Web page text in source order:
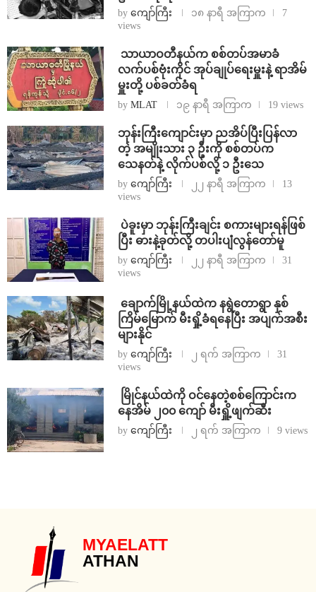
by ကျော်ကြီး ၁၈ နာရီ အကြာက
7
views
⁩ ⁨သာယာဝတီနယ်က စစ်တပ်အမာခံ
လက်ပစ်ဗုံးကိုင် အုပ်ချုပ်ရေးမှူးနဲ့ ရာအိမ်
မှူးတို့ ပစ်ခတ်ခံရ
by MLAT ၁၉ နာရီ အကြာက 19 views
ဘုန်းကြီးကျောင်းမှာ ညအိပ်ပြီးပြန်လာ
တဲ့ အမျိုးသား ၃ ဦးကို စစ်တပ်က
သေနတ်နဲ့ လိုက်ပစ်လို့ ၁ ဦးသေ
by ကျော်ကြီး ၂၂ နာရီ အကြာက
13
views
⁩ ⁨ပဲခူးမှာ ဘုန်းကြီးချင်း စကားများရန်ဖြစ်
ပြီး ဓားနဲ့ခုတ်လို့ တပါးပျံလွန်တော်မူ
by ကျော်ကြီး ၂၂ နာရီ အကြာက
31
views
⁩ ⁨ချောက်မြို့နယ်ထဲက နရွဲတောရွာ နှစ်
ကြိမ်မြောက် မီးရှို့ခံရနေပြီး အပျက်အစီး
များနိုင်
by ကျော်ကြီး ၂ ရက် အကြာက
31
views
⁩ ⁨မြိုင်နယ်ထဲကို ဝင်နေတဲ့စစ်ကြောင်းက
နေအိမ် ၂၀၀ ကျော် မီးရှိူ့ဖျက်ဆီး
by ကျော်ကြီး ၂ ရက် အကြာက 9 views
MYAELATT
ATHAN